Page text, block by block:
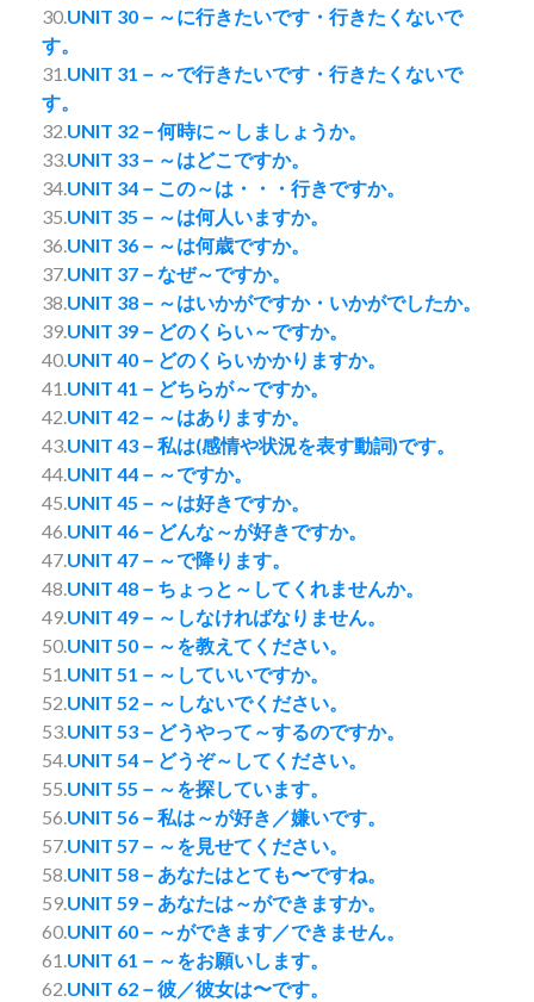
30.UNIT 30－～に行きたいです・行きたくないで
す。
31.UNIT 31－～で行きたいです・行きたくないで
す。
32.UNIT 32－何時に～しましょうか。
33.UNIT 33－～はどこですか。
34.UNIT 34－この～は・・・行きですか。
35.UNIT 35－～は何人いますか。
36.UNIT 36－～は何歳ですか。
37.UNIT 37－なぜ～ですか。
38.UNIT 38－～はいかがですか・いかがでしたか。
39.UNIT 39－どのくらい～ですか。
40.UNIT 40－どのくらいかかりますか。
41.UNIT 41－どちらが～ですか。
42.UNIT 42－～はありますか。
43.UNIT 43－私は(感情や状況を表す動詞)です。
44.UNIT 44－～ですか。
45.UNIT 45－～は好きですか。
46.UNIT 46－どんな～が好きですか。
47.UNIT 47－～で降ります。
48.UNIT 48－ちょっと～してくれませんか。
49.UNIT 49－～しなければなりません。
50.UNIT 50－～を教えてください。
51.UNIT 51－～していいですか。
52.UNIT 52－～しないでください。
53.UNIT 53－どうやって～するのですか。
54.UNIT 54－どうぞ～してください。
55.UNIT 55－～を探しています。
56.UNIT 56－私は～が好き／嫌いです。
57.UNIT 57－～を見せてください。
58.UNIT 58－あなたはとても〜ですね。
59.UNIT 59－あなたは～ができますか。
60.UNIT 60－～ができます／できません。
61.UNIT 61－～をお願いします。
62.UNIT 62－彼／彼女は〜です。